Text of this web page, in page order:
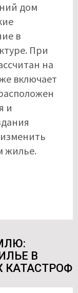
дом
в
При
на
включает
и
жилье.
В